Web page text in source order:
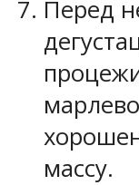
Перед
массу.